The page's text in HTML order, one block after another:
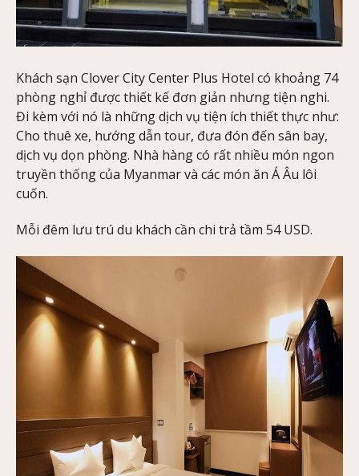
Khách sạn Clover City Center Plus Hotel có khoảng 74
phòng nghỉ được thiết kế đơn giản nhưng tiện nghi.
Đi kèm với nó là những dịch vụ tiện ích thiết thực như:
Cho thuê xe, hướng dẫn tour, đưa đón đến sân bay,
dịch vụ dọn phòng. Nhà hàng có rất nhiều món ngon
truyền thống của Myanmar và các món ăn Á Âu lôi
cuốn.
Mỗi đêm lưu trú du khách cần chi trả tầm 54 USD.